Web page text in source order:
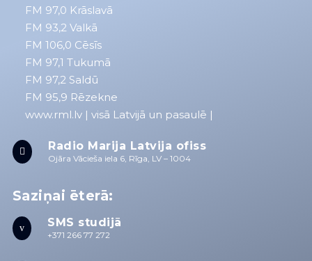
FM 97,0 Krāslavā
FM 93,2 Valkā
FM 106,0 Cēsīs
FM 97,1 Tukumā
FM 97,2 Saldū
FM 95,9 Rēzekne
www.rml.lv| visā Latvijā un pasaulē |
 Radio Marija Latvija ofiss
Ojāra Vācieša iela 6, Rīga, LV – 1004
Saziņai ēterā:
v SMS studijā
+371 266 77 272